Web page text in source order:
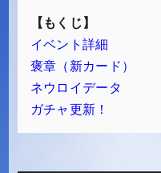
イベント詳細
褒章（新カード）
ネウロイデータ
ガチャ更新！